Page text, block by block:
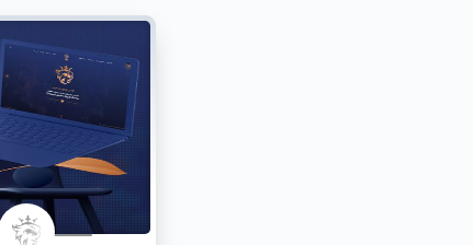
دنبال رشد و توسعه
فروشگاهی حرفه‌ای
کند تا دامنه فعالیت خود
مشتریان جدید جذب کنید، و
فروش و سودآوری خود را
افزایش دهید.